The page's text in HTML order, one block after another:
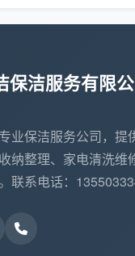
洁保洁服务有限公司
务前准备
体需求和注意事项
，制定详细清洁计划
和环保清洁剂
保洁服务有限
业保洁服务公司，提
纳整理、家电清洗维
联系电话：